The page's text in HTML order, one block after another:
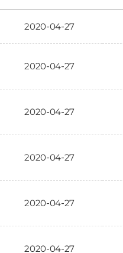
2020-04-27
2020-04-27
2020-04-27
2020-04-27
2020-04-27
2020-04-27